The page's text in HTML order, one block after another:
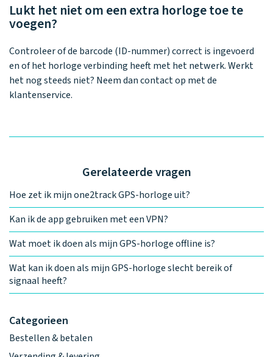
Categorieen
Bestellen & betalen
Lukt het niet om een extra horloge toe te
voegen?
Controleer of de barcode (ID-nummer) correct is ingevoerd
en of het horloge verbinding heeft met het netwerk. Werkt
het nog steeds niet? Neem dan contact op met de
klantenservice.
Gerelateerde vragen
Hoe zet ik mijn one2track GPS-horloge uit?
Kan ik de app gebruiken met een VPN?
Wat moet ik doen als mijn GPS-horloge offline is?
Wat kan ik doen als mijn GPS-horloge slecht bereik of
signaal heeft?